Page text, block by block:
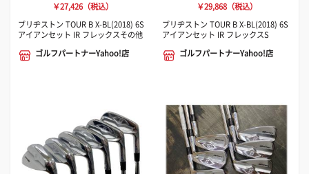
￥27,426（税込）
ブリヂストン TOUR B X-BL(2018) 6S
アイアンセット IR フレックスその他
ゴルフパートナーYahoo!店
￥29,868（税込）
ブリヂストン TOUR B X-BL(2018) 6S
アイアンセット IR フレックスS
ゴルフパートナーYahoo!店